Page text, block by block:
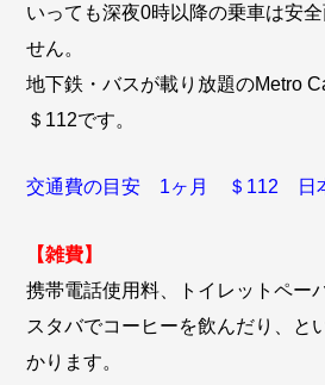
いっても深夜0時以降の乗車は安
せん。
地下鉄・バスが載り放題のMetro
＄112です。
交通費の目安 1ヶ月 ＄112 日
【雑費】
携帯電話使用料、トイレットペー
スタバでコーヒーを飲んだり、と
かります。